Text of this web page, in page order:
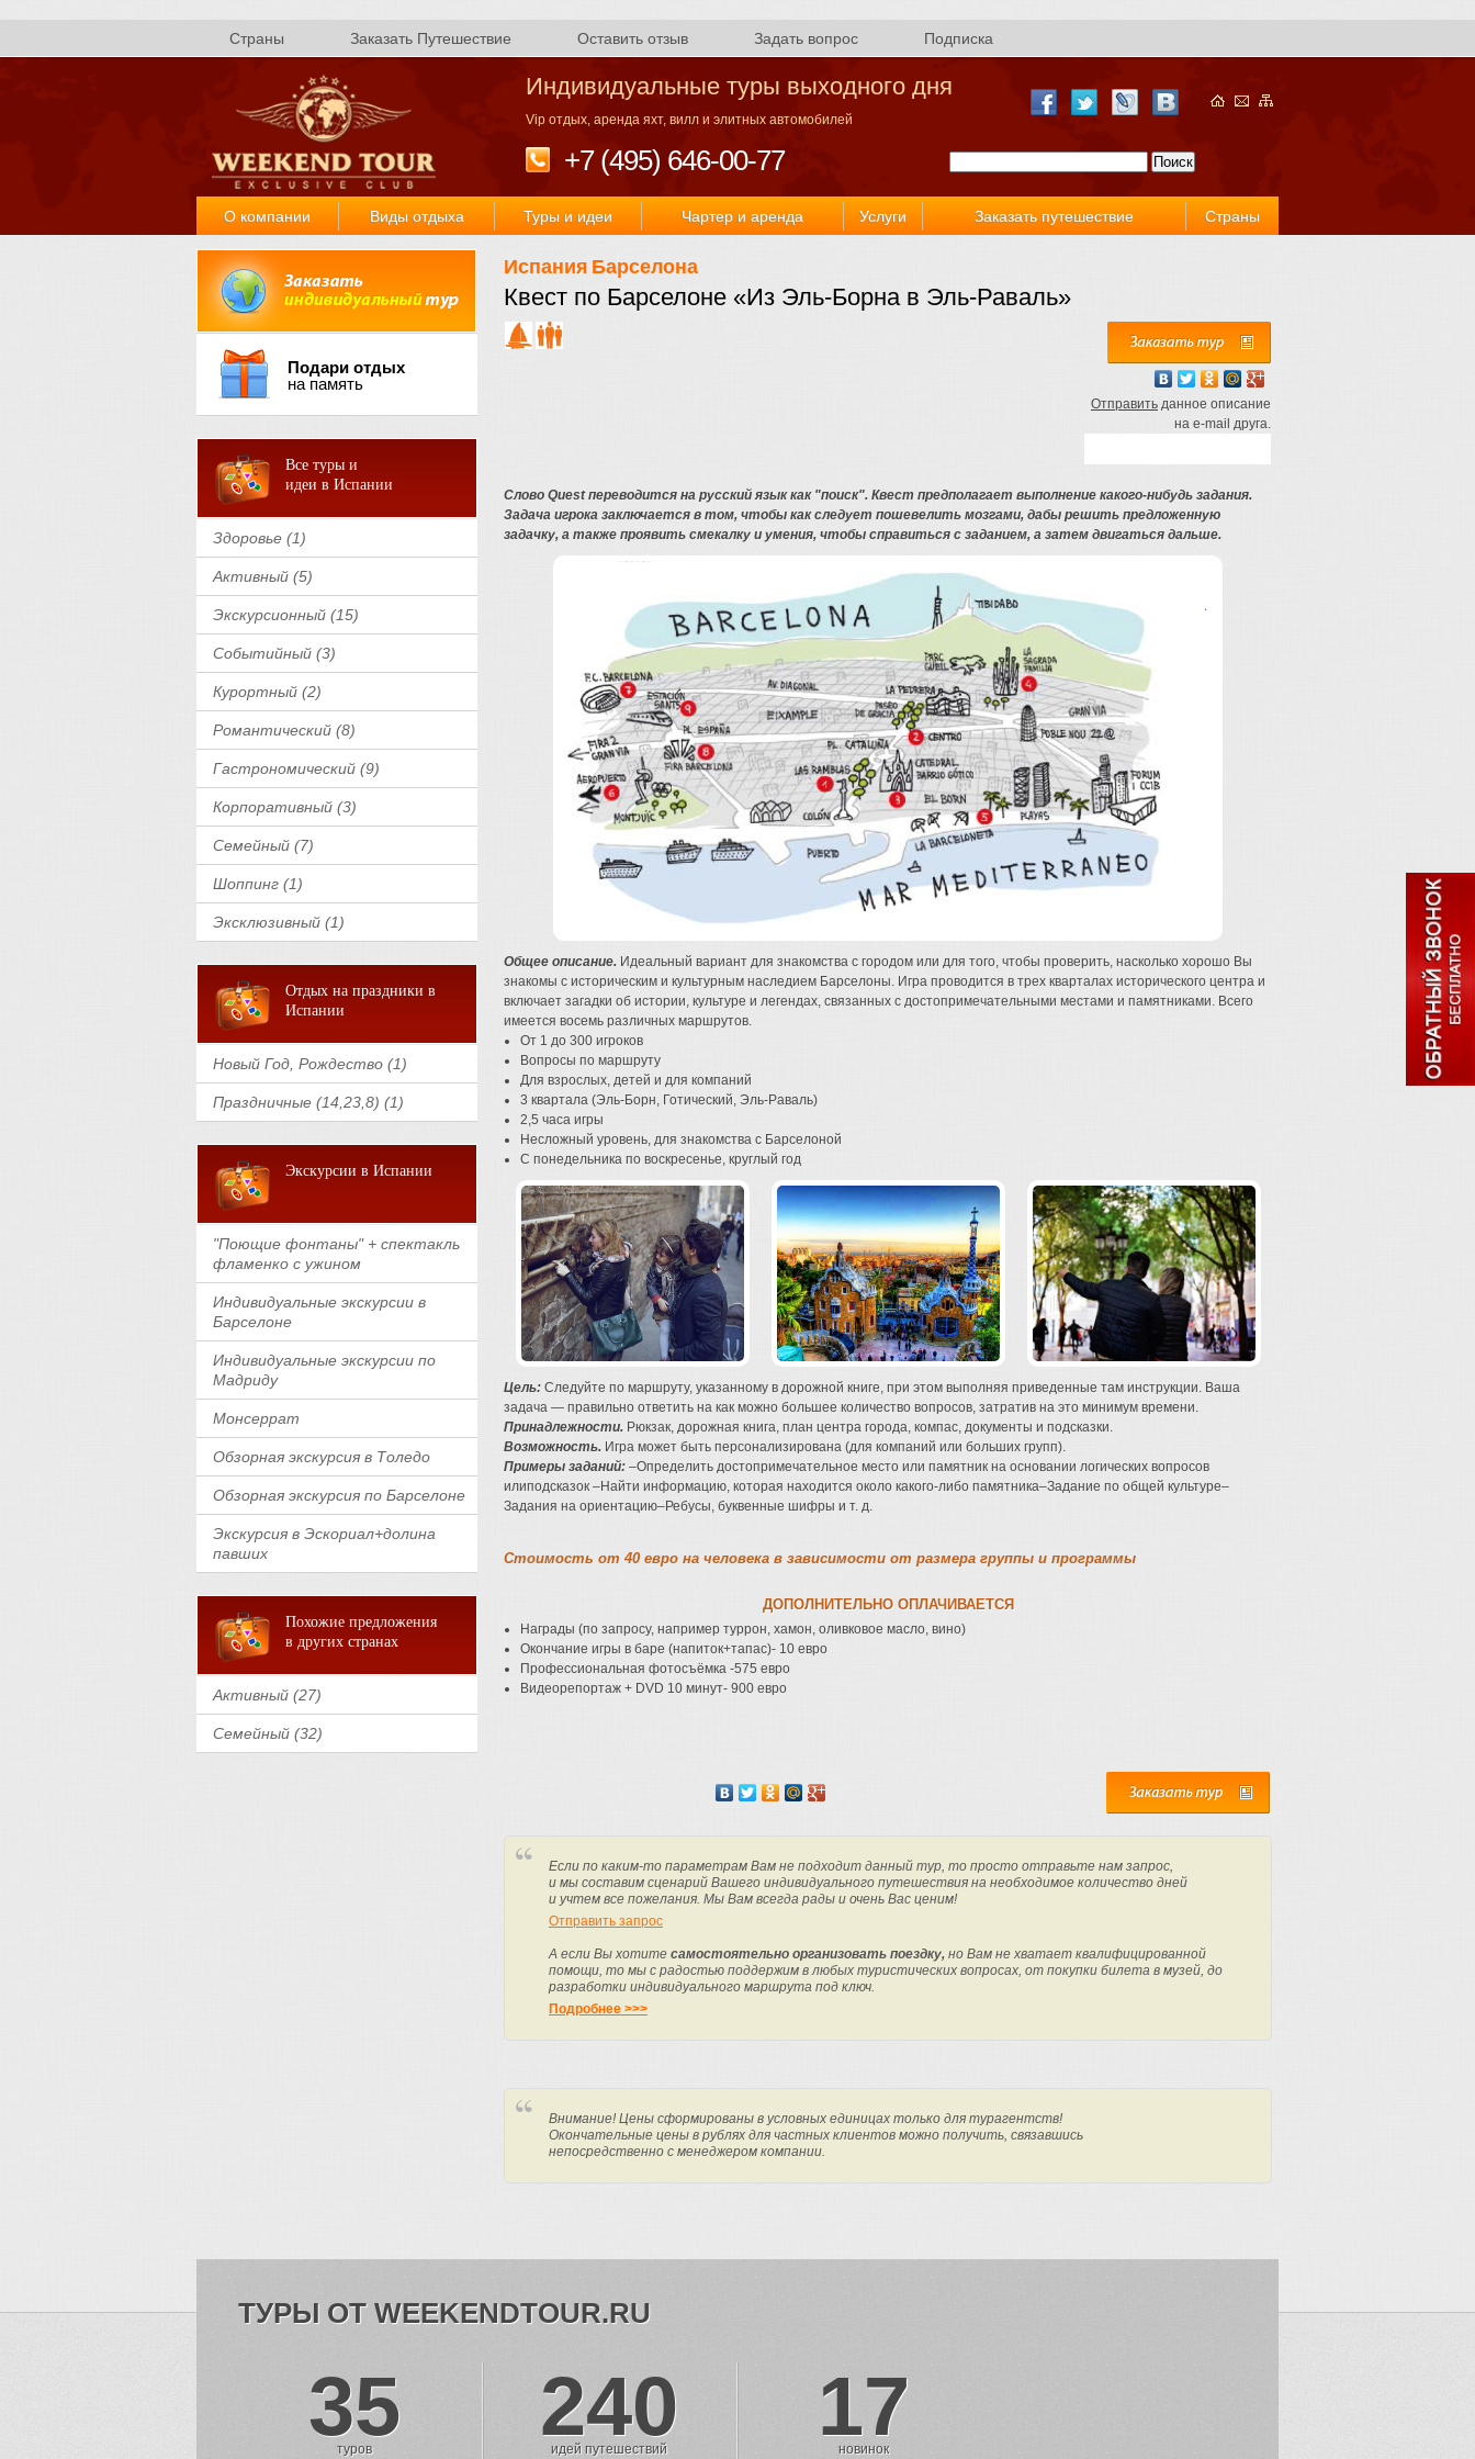
Страны Заказать Путешествие Оставить отзыв Задать вопрос Подписка
Индивидуальные туры выходного дня
Vip отдых, аренда яхт, вилл и элитных автомобилей
+7 (495) 646-00-77
О компании Виды отдыха Туры и идеи Чартер и аренда Услуги Заказать путешествие Страны
Подари отдых
на память
Все туры и
идеи в Испании
Здоровье (1)
Активный (5)
Экскурсионный (15)
Событийный (3)
Курортный (2)
Романтический (8)
Гастрономический (9)
Корпоративный (3)
Семейный (7)
Шоппинг (1)
Эксклюзивный (1)
Отдых на праздники в
Испании
Новый Год, Рождество (1)
Праздничные (14,23,8) (1)
Экскурсии в Испании
"Поющие фонтаны" + спектакль
фламенко с ужином
Индивидуальные экскурсии в
Барселоне
Индивидуальные экскурсии по
Мадриду
Монсеррат
Обзорная экскурсия в Толедо
Обзорная экскурсия по Барселоне
Экскурсия в Эскориал+долина
павших
Похожие предложения
в других странах
Активный (27)
Семейный (32)
Испания Барселона
Квест по Барселоне «Из Эль-Борна в Эль-Раваль»
Отправить данное описание
на e-mail друга.
Слово Quest переводится на русский язык как "поиск". Квест предполагает выполнение какого-нибудь задания.
Задача игрока заключается в том, чтобы как следует пошевелить мозгами, дабы решить предложенную
задачку, а также проявить смекалку и умения, чтобы справиться с заданием, а затем двигаться дальше.
Общее описание. Идеальный вариант для знакомства с городом или для того, чтобы проверить, насколько хорошо Вы
знакомы с историческим и культурным наследием Барселоны. Игра проводится в трех кварталах исторического центра и
включает загадки об истории, культуре и легендах, связанных с достопримечательными местами и памятниками. Всего
имеется восемь различных маршрутов.
От 1 до 300 игроков
Вопросы по маршруту
Для взрослых, детей и для компаний
3 квартала (Эль-Борн, Готический, Эль-Раваль)
2,5 часа игры
Несложный уровень, для знакомства с Барселоной
С понедельника по воскресенье, круглый год
Цель: Следуйте по маршруту, указанному в дорожной книге, при этом выполняя приведенные там инструкции. Ваша
задача — правильно ответить на как можно большее количество вопросов, затратив на это минимум времени.
Принадлежности. Рюкзак, дорожная книга, план центра города, компас, документы и подсказки.
Возможность. Игра может быть персонализирована (для компаний или больших групп).
Примеры заданий: –Определить достопримечательное место или памятник на основании логических вопросов
илиподсказок –Найти информацию, которая находится около какого-либо памятника–Задание по общей культуре–
Задания на ориентацию–Ребусы, буквенные шифры и т. д.
Стоимость от 40 евро на человека в зависимости от размера группы и программы
ДОПОЛНИТЕЛЬНО ОПЛАЧИВАЕТСЯ
Награды (по запросу, например туррон, хамон, оливковое масло, вино)
Окончание игры в баре (напиток+тапас)- 10 евро
Профессиональная фотосъёмка -575 евро
Видеорепортаж + DVD 10 минут- 900 евро
Если по каким-то параметрам Вам не подходит данный тур, то просто отправьте нам запрос,
и мы составим сценарий Вашего индивидуального путешествия на необходимое количество дней
и учтем все пожелания. Мы Вам всегда рады и очень Вас ценим!
Отправить запрос
А если Вы хотите самостоятельно организовать поездку, но Вам не хватает квалифицированной
помощи, то мы с радостью поддержим в любых туристических вопросах, от покупки билета в музей, до
разработки индивидуального маршрута под ключ.
Подробнее >>>
Внимание! Цены сформированы в условных единицах только для турагентств!
Окончательные цены в рублях для частных клиентов можно получить, связавшись
непосредственно с менеджером компании.
ТУРЫ ОТ WEEKENDTOUR.RU
35
туров 240
идей путешествий 17
новинок